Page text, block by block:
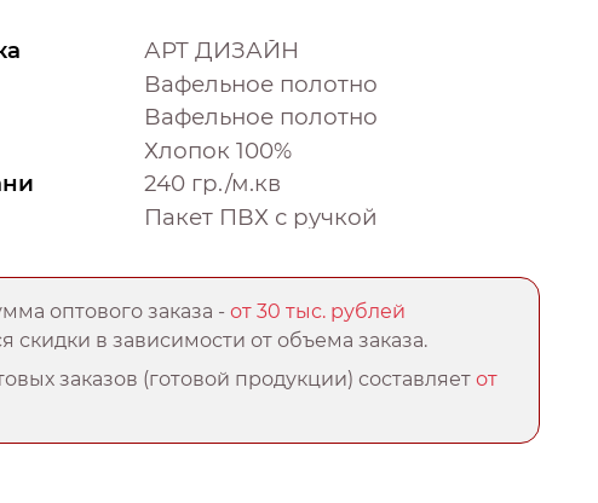
АРТ ДИЗАЙН
Вафельное полотно
Вафельное полотно
Хлопок 100%
240 гр./м.кв
Пакет ПВХ с ручкой
оптового заказа -от 30 тыс. рублей
скидки в зависимости от объема заказа.
заказов (готовой продукции) составляетот